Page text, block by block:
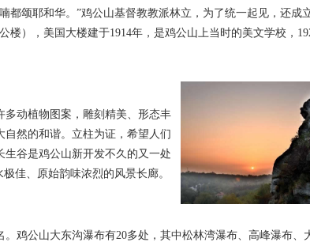
都颂耶和华。”鸡公山基督教教派林立，为了统一起见，还成
楼），美国大楼建于1914年，是鸡公山上当时的美文学校，
动植物图案，雕刻精美、形态丰
然的和谐。立柱为证，希望人们
谷是鸡公山新开发不久的又一处
佳、原始韵味浓烈的风景长廊。
公山大东沟瀑布有20多处，其中松林湾瀑布、高峰瀑布、